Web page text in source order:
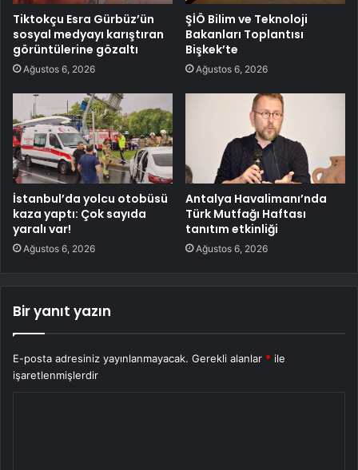
Tiktokçu Esra Gürbüz’ün
sosyal medyayı karıştıran
görüntülerine gözaltı
Ağustos 6, 2026
ŞİÖ Bilim ve Teknoloji
Bakanları Toplantısı
Bişkek’te
Ağustos 6, 2026
İstanbul’da yolcu otobüsü
kaza yaptı: Çok sayıda
yaralı var!
Ağustos 6, 2026
Antalya Havalimanı’nda
Türk Mutfağı Haftası
tanıtım etkinliği
Ağustos 6, 2026
Bir yanıt yazın
E-posta adresiniz yayınlanmayacak. Gerekli alanlar * ile
işaretlenmişlerdir